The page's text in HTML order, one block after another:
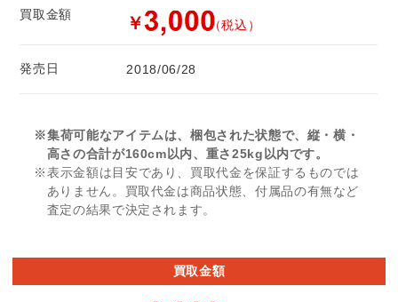
買取金額 ￥ （税込）
発売日 2018/06/28
※集荷可能なアイテムは、梱包された状態で、縦・横・
高さの合計が160cm以内、重さ25kg以内です。
※表示金額は目安であり、買取代金を保証するものでは
ありません。買取代金は商品状態、付属品の有無など
査定の結果で決定されます。
買取金額